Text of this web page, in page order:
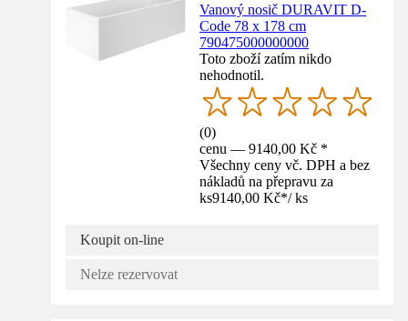
Vanový nosič DURAVIT D-
Code 78 x 178 cm
790475000000000
Toto zboží zatím nikdo
nehodnotil.
(0)
cenu — 9140,00 Kč *
Všechny ceny vč. DPH a bez
nákladů na přepravu za
ks9140,00 Kč*/ ks
Koupit on-line
Nelze rezervovat